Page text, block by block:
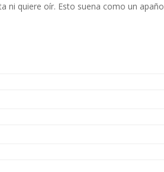
ni quiere oír. Esto suena como un apaño